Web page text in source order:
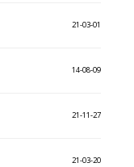
21-03-01
14-08-09
21-11-27
21-03-20